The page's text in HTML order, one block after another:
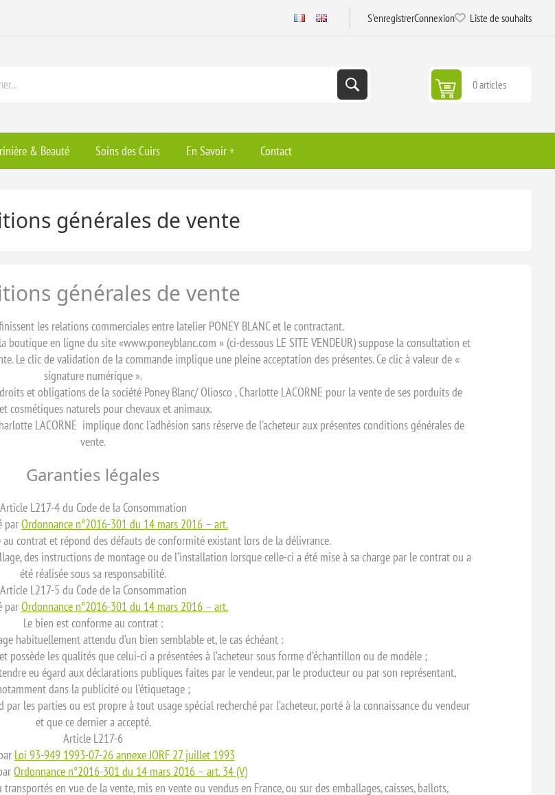
S'enregistrerConnexion Liste de souhaits
0 articles
& Beauté Soins des Cuirs En Savoir + Contact
générales de vente
générales de vente
les relations commerciales entre latelier PONEY BLANC et le contractant.
en ligne du site «www.poneyblanc.com » (ci-dessous LE SITE VENDEUR) suppose la consultation et
Le clic de validation de la commande implique une pleine acceptation des présentes. Ce clic à valeur de «
signature numérique ».
et obligations de la société Poney Blanc/ Oliosco , Charlotte LACORNE pour la vente de ses porduits de
cosmétiques naturels pour chevaux et animaux.
LACORNE implique donc l'adhésion sans réserve de l'acheteur aux présentes conditions générales de
vente.
Garanties légales
Article L217-4 du Code de la Consommation
parOrdonnance n°2016-301 du 14 mars 2016 – art.
contrat et répond des défauts de conformité existant lors de la délivrance.
des instructions de montage ou de l’installation lorsque celle-ci a été mise à sa charge par le contrat ou a
été réalisée sous sa responsabilité.
Article L217-5 du Code de la Consommation
parOrdonnance n°2016-301 du 14 mars 2016 – art.
Le bien est conforme au contrat :
habituellement attendu d’un bien semblable et, le cas échéant :
les qualités que celui-ci a présentées à l’acheteur sous forme d’échantillon ou de modèle ;
eu égard aux déclarations publiques faites par le vendeur, par le producteur ou par son représentant,
dans la publicité ou l’étiquetage ;
les parties ou est propre à tout usage spécial recherché par l’acheteur, porté à la connaissance du vendeur
et que ce dernier a accepté.
Article L217-6
Loi 93-949 1993-07-26 annexe JORF 27 juillet 1993
Ordonnance n°2016-301 du 14 mars 2016 – art. 34 (V)
en vue de la vente, mis en vente ou vendus en France, ou sur des emballages, caisses, ballots,